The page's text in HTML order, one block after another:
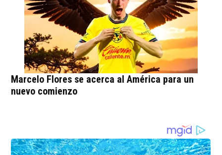
Marcelo Flores se acerca al América para un
nuevo comienzo